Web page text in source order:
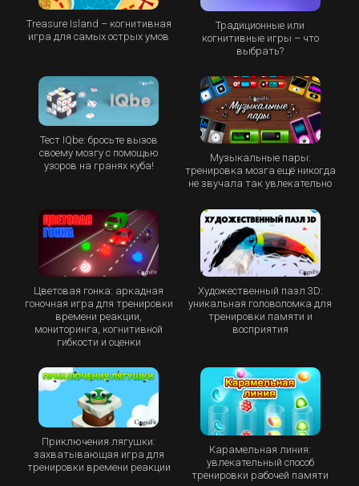
Treasure Island – когнитивная
игра для самых острых умов
Традиционные или
когнитивные игры – что
выбрать?
Тест IQbe: бросьте вызов
своему мозгу с помощью
узоров на гранях куба!
Музыкальные пары:
тренировка мозга ещё никогда
не звучала так увлекательно
Цветовая гонка: аркадная
гоночная игра для тренировки
времени реакции,
мониторинга, когнитивной
гибкости и оценки
Художественный пазл 3D:
уникальная головоломка для
тренировки памяти и
восприятия
Приключения лягушки:
захватывающая игра для
тренировки времени реакции
Карамельная линия:
увлекательный способ
тренировки рабочей памяти